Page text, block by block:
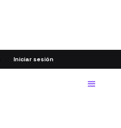
Iniciar sesión